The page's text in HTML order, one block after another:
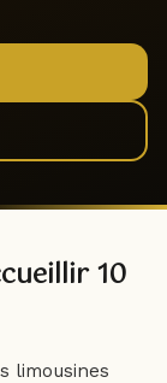
10
limousines